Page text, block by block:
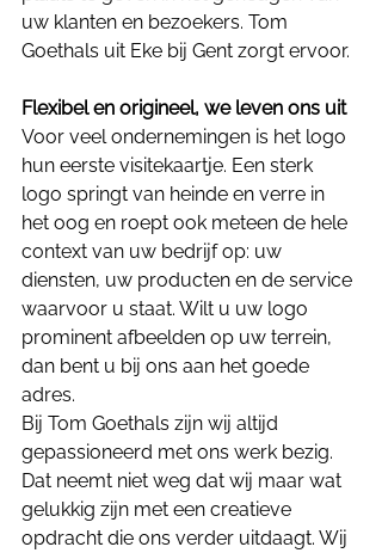
uw klanten en bezoekers. Tom
Goethals uit Eke bij Gent zorgt ervoor.
Flexibel en origineel, we leven ons uit
Voor veel ondernemingen is het logo
hun eerste visitekaartje. Een sterk
logo springt van heinde en verre in
het oog en roept ook meteen de hele
context van uw bedrijf op: uw
diensten, uw producten en de service
waarvoor u staat. Wilt u uw logo
prominent afbeelden op uw terrein,
dan bent u bij ons aan het goede
adres.
Bij Tom Goethals zijn wij altijd
gepassioneerd met ons werk bezig.
Dat neemt niet weg dat wij maar wat
gelukkig zijn met een creatieve
opdracht die ons verder uitdaagt. Wij